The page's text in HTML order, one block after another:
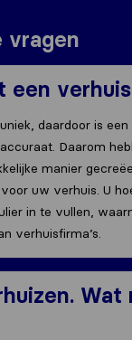
vragen
een
daardoor is
Daarom
manier
uw verhuis. U
in te vullen,
verhuisfirma’s.
Wat